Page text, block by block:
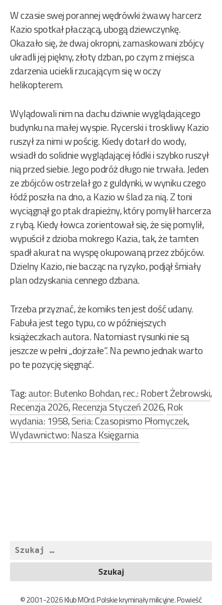
W czasie swej porannej wędrówki żwawy harcerz
Kazio spotkał płaczącą, ubogą dziewczynkę.
Okazało się, że dwaj okropni, zamaskowani zbójcy
ukradli jej piękny, złoty dzban, po czym z miejsca
zdarzenia uciekli rzucającym się w oczy
helikopterem.
Wylądowali nim na dachu dziwnie wyglądającego
budynku na małej wyspie. Rycerski i troskliwy Kazio
ruszył za nimi w pościg. Kiedy dotarł do wody,
wsiadł do solidnie wyglądającej łódki i szybko ruszył
nią przed siebie. Jego podróż długo nie trwała. Jeden
ze zbójców ostrzelał go z guldynki, w wyniku czego
łódź poszła na dno, a Kazio w ślad za nią. Z toni
wyciągnął go ptak drapieżny, który pomylił harcerza
z rybą. Kiedy łowca zorientował się, że się pomylił,
wypuścił z dzioba mokrego Kazia, tak, że tamten
spadł akurat na wyspę okupowaną przez zbójców.
Dzielny Kazio, nie bacząc na ryzyko, podjął śmiały
plan odzyskania cennego dzbana.
Trzeba przyznać, że komiks ten jest dość udany.
Fabuła jest tego typu, co w późniejszych
książeczkach autora. Natomiast rysunki nie są
jeszcze w pełni „dojrzałe”. Na pewno jednak warto
po te pozycję sięgnąć.
Tag:autor: Butenko Bohdan,rec.: Robert Żebrowski,
Recenzja 2026,Recenzja Styczeń 2026,Rok
wydania: 1958,Seria: Czasopismo Płomyczek,
Wydawnictwo: Nasza Księgarnia
Szukaj:
© 2001-2026 Klub MOrd. Polskie kryminały milicyjne. Powieść